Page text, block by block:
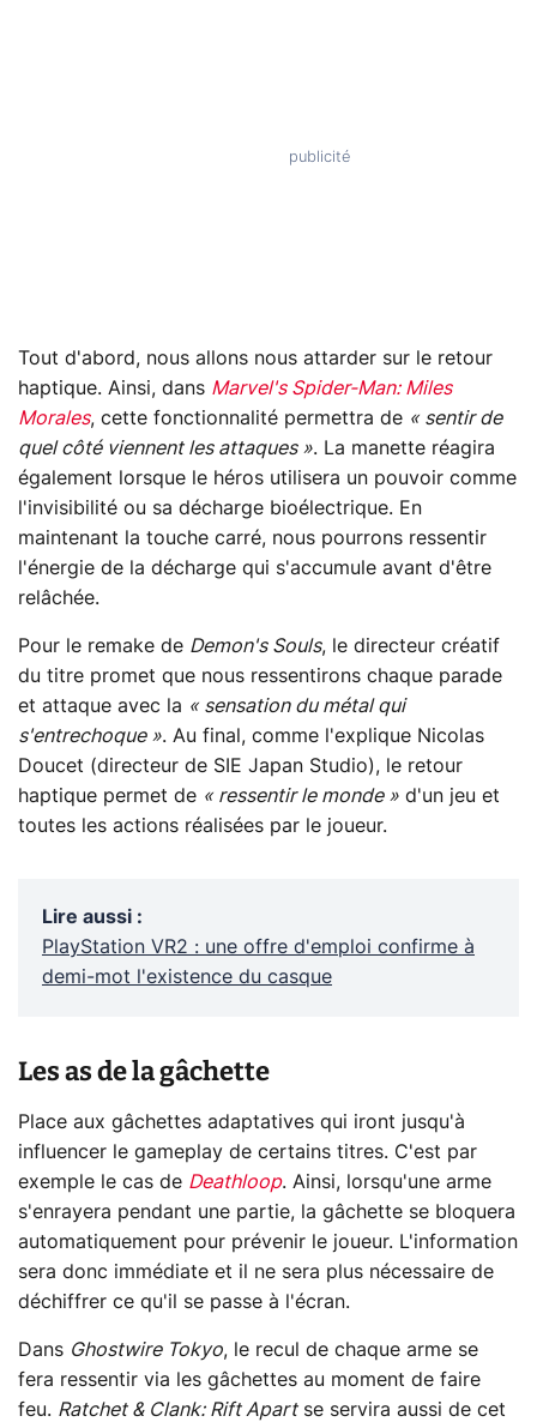
Tout d'abord, nous allons nous attarder sur le retour
haptique. Ainsi, dans Marvel's Spider-Man: Miles
Morales, cette fonctionnalité permettra de « sentir de
quel côté viennent les attaques ». La manette réagira
également lorsque le héros utilisera un pouvoir comme
l'invisibilité ou sa décharge bioélectrique. En
maintenant la touche carré, nous pourrons ressentir
l'énergie de la décharge qui s'accumule avant d'être
relâchée.
Pour le remake de Demon's Souls, le directeur créatif
du titre promet que nous ressentirons chaque parade
et attaque avec la « sensation du métal qui
s'entrechoque ». Au final, comme l'explique Nicolas
Doucet (directeur de SIE Japan Studio), le retour
haptique permet de « ressentir le monde » d'un jeu et
toutes les actions réalisées par le joueur.
Lire aussi :
PlayStation VR2 : une offre d'emploi confirme à
demi-mot l'existence du casque
Les as de la gâchette
Place aux gâchettes adaptatives qui iront jusqu'à
influencer le gameplay de certains titres. C'est par
exemple le cas de Deathloop. Ainsi, lorsqu'une arme
s'enrayera pendant une partie, la gâchette se bloquera
automatiquement pour prévenir le joueur. L'information
sera donc immédiate et il ne sera plus nécessaire de
déchiffrer ce qu'il se passe à l'écran.
Dans Ghostwire Tokyo, le recul de chaque arme se
fera ressentir via les gâchettes au moment de faire
feu. Ratchet & Clank: Rift Apartse servira aussi de cet